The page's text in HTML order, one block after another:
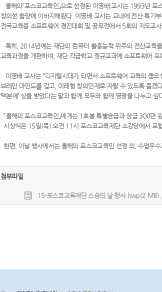
올해의「포스코교육인」으로 선정된 이영배 교사는 1993년
창의성 함양에 이바지해왔다. 이영배 교사는 교내에 전산 특기
전국교육용 소프트웨어 경진대회 및 공모전에서 5회의 지도교
특히, 2014년에는 재단의 컴퓨터 활용능력 위주의 전산교육
교육과정을 개편하여, 재단 각급학교 정규교과에 소프트웨어
이영배 교사는 “디지털시대가 되면서 소프트웨어 교육의 중
브레인 마인드를 갖고, 미래형 창의인재로 자랄 수 있도록 돕겠
‘덕분에’ 상을 받았다는 말과 함께 모두와 함께 영광을 나누고 싶
「올해의 포스코교육인」에게는 1호봉 특별승급과 상금 300만
시상식은 15일(목) 오전 11시 포스코교육재단 소강당에서 포
한편, 이날 행사에서는 올해의 포스코교육인 선정 외, 수업우
첨부파일
15-포스코교육재단 스승의 날 행사.hwp(2